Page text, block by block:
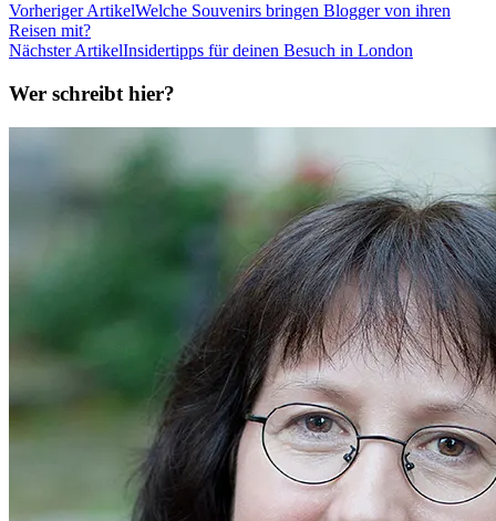
Vorheriger ArtikelWelche Souvenirs bringen Blogger von ihren
Reisen mit?
Nächster ArtikelInsidertipps für deinen Besuch in London
Wer schreibt hier?